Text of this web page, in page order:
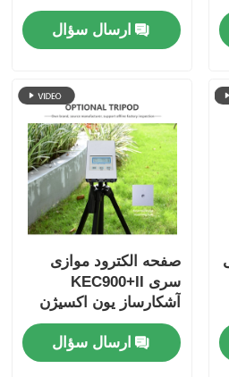
کوچک را اندازه گیری کند
ارسال سؤال
صفحه الکترود موازی
سری KEC900+II
آشکارساز یون اکسیژن
منفی هوا
ارسال سؤال